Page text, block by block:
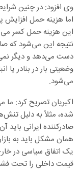
وی افزود: در چنین
اما هزینه حمل افزایش
این هزینه حمل کسر
نتیجه این می‌شود که
دست می‌دهد و دیگر
وضعیتی بار در بنادر یا
می‌شود.
اکبریان تصریح کرد: ما
شده، مثلاً به دلیل
صادرکننده ایرانی
همان مشکل باید به
یک اتفاق سیاسی در
قیمت داخلی را تحت